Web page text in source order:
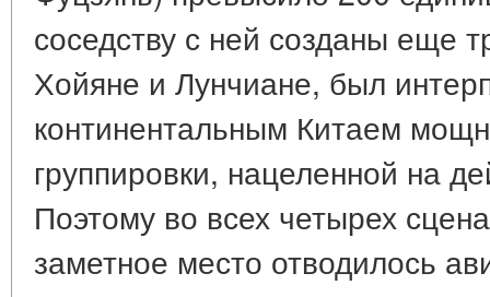
соседству с ней созданы еще
Хойяне и Лунчиане, был
континентальным Китаем
группировки, нацеленной на
Поэтому во всех четырех
заметное место отводилось